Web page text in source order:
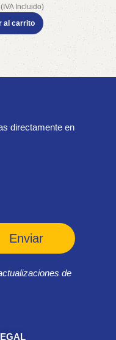
(IVA Incluido)
al carrito
directamente en
Enviar
de